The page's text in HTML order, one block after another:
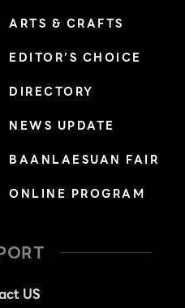
ARTS & CRAFTS
EDITOR’S CHOICE
DIRECTORY
NEWS UPDATE
BAANLAESUAN FAIR
ONLINE PROGRAM
US